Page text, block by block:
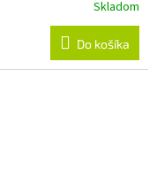
Skladom
Do košíka